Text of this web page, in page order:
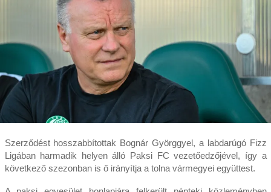
Szerződést hosszabbítottak Bognár Györggyel, a labdarúgó Fizz
Ligában harmadik helyen álló Paksi FC vezetőedzőjével, így a
következő szezonban is ő irányítja a tolna vármegyei együttest.